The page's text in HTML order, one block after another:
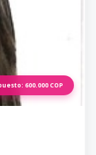
600.000COP